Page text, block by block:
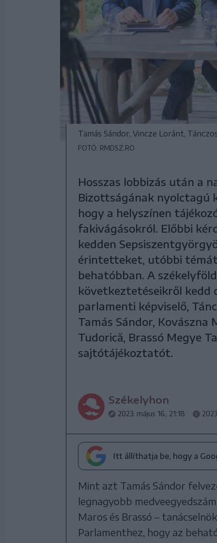
Tamás Sándor, Vincze Loránt,
FOTÓ: RMDSZ.RO
Hosszas lobbizás után a
Bizottságának nyolctagú
hogy a helyszínen
fakivágásokról. Előbbi
kedden
érintetteket, utóbbi témát
behatóbban. A
következtetéseikről kedd
parlamenti képviselő,
Tamás Sándor, Kovászna
Tudorică, Brassó Megye
sajtótájékoztatót.
Székelyhon
2023. május 16., 21:18
Itt állíthatja be, hogy a
Mint azt Tamás Sándor
legnagyobb
Maros és Brassó –
Parlamenthez, hogy az